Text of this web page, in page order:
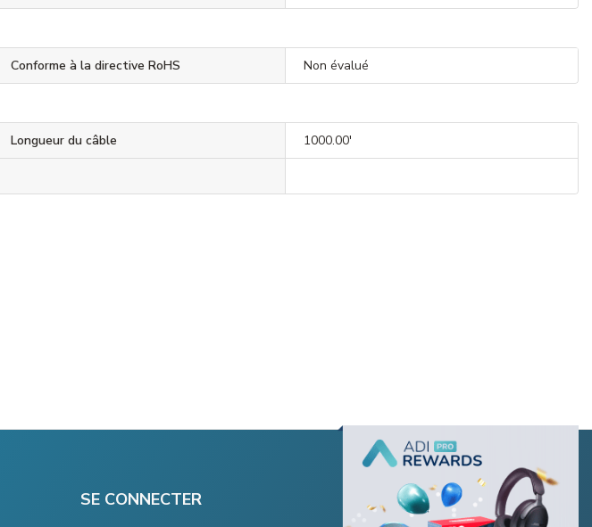
Conforme à la directive RoHS Non évalué
Longueur du câble 1000.00'
SE CONNECTER